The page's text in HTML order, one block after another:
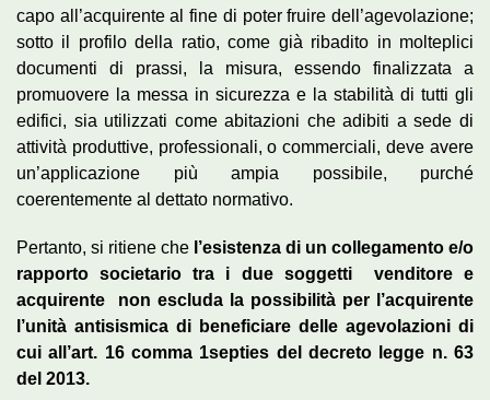
capo all’acquirente al fine di poter fruire dell’agevolazione;
sotto il profilo della ratio, come già ribadito in molteplici
documenti di prassi, la misura, essendo finalizzata a
promuovere la messa in sicurezza e la stabilità di tutti gli
edifici, sia utilizzati come abitazioni che adibiti a sede di
attività produttive, professionali, o commerciali, deve avere
un’applicazione più ampia possibile, purché
coerentemente al dettato normativo.
Pertanto, si ritiene che l’esistenza di un collegamento e/o
rapporto societario tra i due soggetti ­ venditore e
acquirente ­ non escluda la possibilità per l’acquirente
l’unità antisismica di beneficiare delle agevolazioni di
cui all’art. 16 comma 1­septies del decreto legge n. 63
del 2013.